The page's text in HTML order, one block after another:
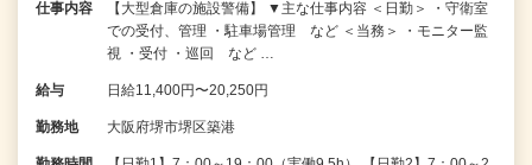
仕事内容
【大型倉庫の施設警備】 ▼主な仕事内容 ＜日勤＞ ・守衛室
での受付、管理 ・駐車場管理 など ＜当務＞ ・モニター監
視 ・受付 ・巡回 など …
給与 日給11,400円〜20,250円
勤務地 大阪府堺市堺区築港